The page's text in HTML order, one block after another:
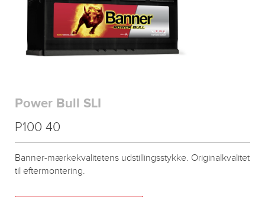
Power Bull SLI
P100 40
Banner-mærkekvalitetens udstillingsstykke. Originalkvalitet
til eftermontering.